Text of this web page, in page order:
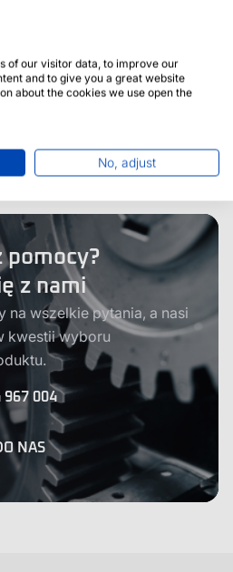
Zwrotnicy
pomocy?
z nami
na wszelkie pytania, a nasi
kwestii wyboru
967 004
NAS
of our visitor data, to improve our
and to give you a great website
about the cookies we use open the
No, adjust